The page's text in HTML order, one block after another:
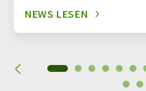
NEWS LESEN